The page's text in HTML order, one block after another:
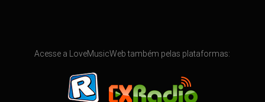
Acesse a LoveMusicWeb também pelas plataformas: